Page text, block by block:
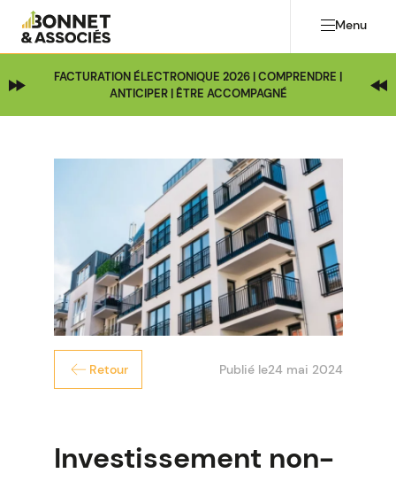
Menu
FACTURATION ÉLECTRONIQUE 2026 | COMPRENDRE |
ANTICIPER | ÊTRE ACCOMPAGNÉ
Retour Publié le24 mai 2024
Investissement non-